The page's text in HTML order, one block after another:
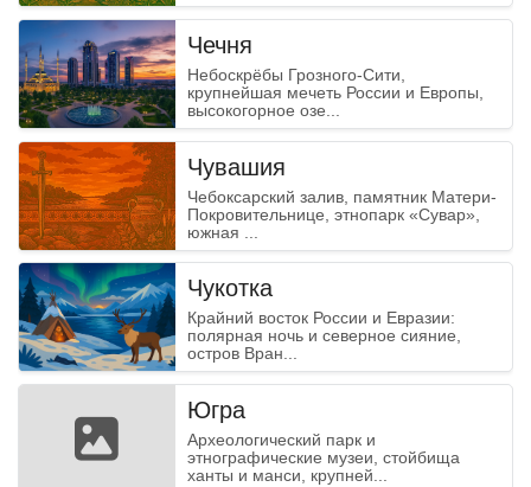
Чечня
Небоскрёбы Грозного-Сити,
крупнейшая мечеть России и Европы,
высокогорное озе...
Чувашия
Чебоксарский залив, памятник Матери-
Покровительнице, этнопарк «Сувар»,
южная ...
Чукотка
Крайний восток России и Евразии:
полярная ночь и северное сияние,
остров Вран...
Югра
Археологический парк и
этнографические музеи, стойбища
ханты и манси, крупней...